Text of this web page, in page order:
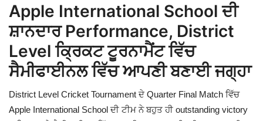
Home
About Us
How to Reach Malout
Apple International School ਦੀ
ਸ਼ਾਨਦਾਰ Performance, District
Level ਕ੍ਰਿਕਟ ਟੂਰਨਾਮੈਂਟ ਵਿੱਚ
ਸੈਮੀਫਾਈਨਲ ਵਿੱਚ ਆਪਣੀ ਬਣਾਈ ਜਗ੍ਹਾ
District Level Cricket Tournament ਦੇ Quarter Final Match ਵਿੱਚ
Apple International School ਦੀ ਟੀਮ ਨੇ ਬਹੁਤ ਹੀ outstanding victory